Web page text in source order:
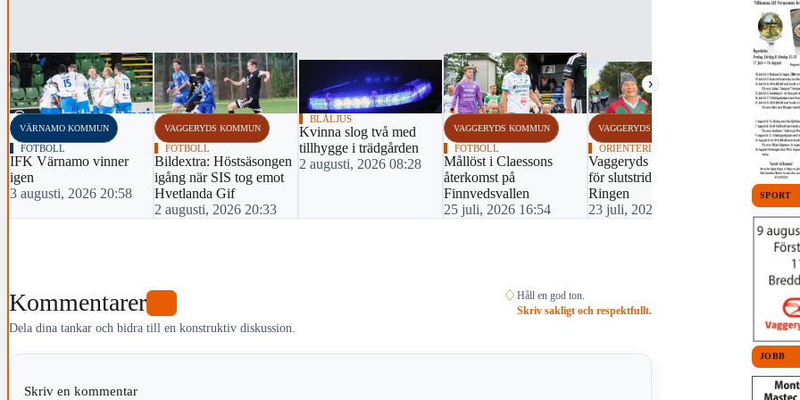
‹ ›
VÄRNAMO KOMMUN
FOTBOLL
IFK Värnamo vinner
igen
3 augusti, 2026 20:58
VAGGERYDS KOMMUN
FOTBOLL
Bildextra: Höstsäsongen
igång när SIS tog emot
Hvetlanda Gif
2 augusti, 2026 20:33
BLÅLJUS
Kvinna slog två med
tillhygge i trädgården
2 augusti, 2026 08:28
VAGGERYDS KOMMUN
FOTBOLL
Mållöst i Claessons
återkomst på
Finnvedsvallen
25 juli, 2026 16:54
VAGGERYDS KOMMUN
ORIENTERING
Vaggeryds SOK laddar
för slutstriden på O-
Ringen
23 juli, 2026 08:01
BOXNING
23 juli,
Kommentarer
Dela dina tankar och bidra till en konstruktiv diskussion.
♢ Håll en god ton.
Skriv sakligt och respektfullt.
Skriv en kommentar
SPORT
JOBB